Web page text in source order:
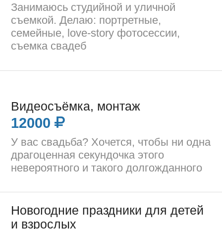
Занимаюсь студийной и уличной
съемкой. Делаю: портретные,
семейные, love-story фотосессии,
съемка свадеб
Видеосъёмка, монтаж
12000
У вас свадьба? Хочется, чтобы ни одна
драгоценная секундочка этого
невероятного и такого долгожданного
Новогодние праздники для детей
и взрослых